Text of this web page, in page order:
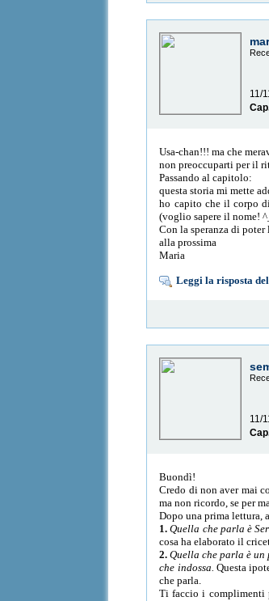
11/
Usa-chan!!! ma che
non preoccuparti per il
Passando al capitolo:
questa storia mi mette
ho capito che il corpo
(voglio sapere il nome!
Con la speranza di
alla prossima
Maria
Leggi la risposta
11/
Buondì!
Credo di non aver mai
ma non ricordo, se per
Dopo una prima lettura,
1. Quella che parla è
cosa ha elaborato il
2. Quella che parla è
che indossa. Questa
che parla.
Ti faccio i complimenti